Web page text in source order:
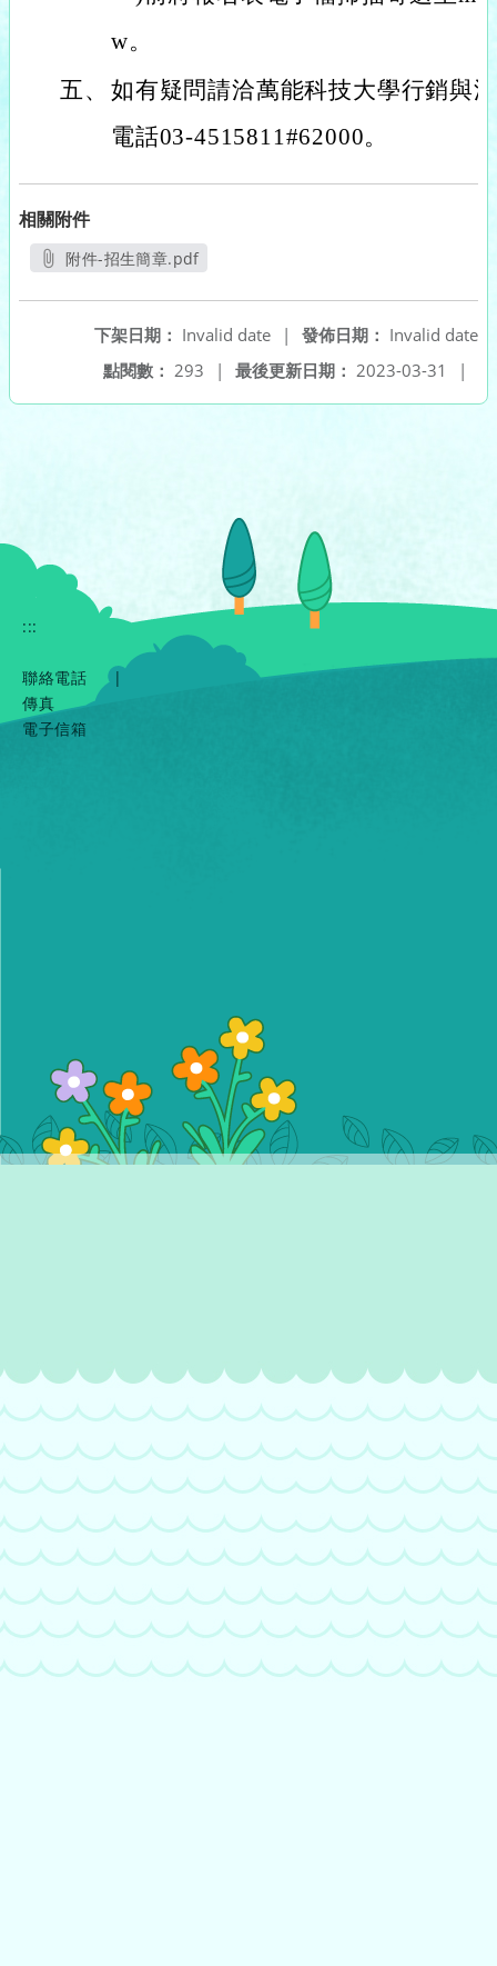
w。
五、 如有疑問請洽萬能科技大學行銷與
電話03-4515811#62000。
相關附件
附件-招生簡章.pdf
發佈日期： Invalid date
下架日期： Invalid date
|
最後更新日期： 2023-03-31 |
點閱數： 293 |
:::
聯絡電話
|
傳真
電子信箱